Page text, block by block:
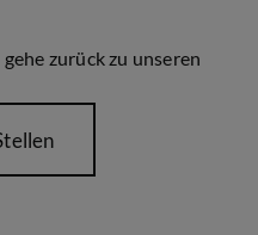
zurück zu unseren